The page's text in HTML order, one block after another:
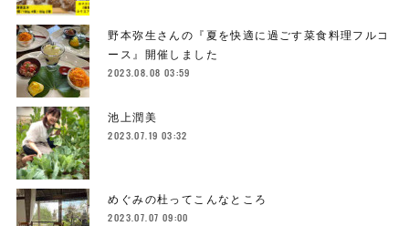
野本弥生さんの『夏を快適に過ごす菜食料理フルコ
ース』開催しました
2023.08.08 03:59
池上潤美
2023.07.19 03:32
めぐみの杜ってこんなところ
2023.07.07 09:00